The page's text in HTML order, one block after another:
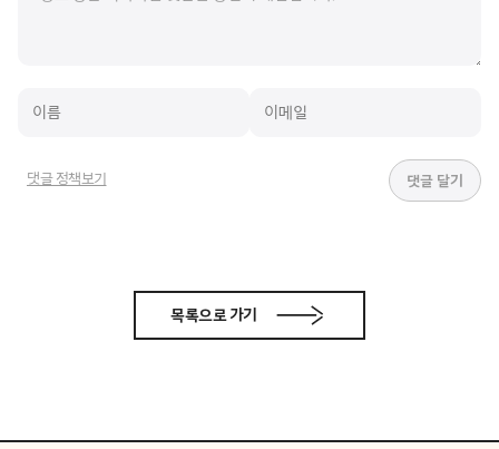
댓글 정책보기
목록으로 가기